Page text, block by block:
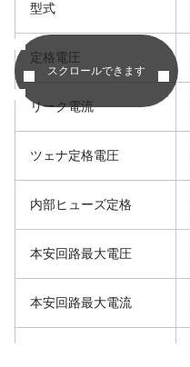
スクロールできます
型式
定格電圧
リーク電流
ツェナ定格電圧
内部ヒューズ定格
本安回路最大電圧
本安回路最大電流